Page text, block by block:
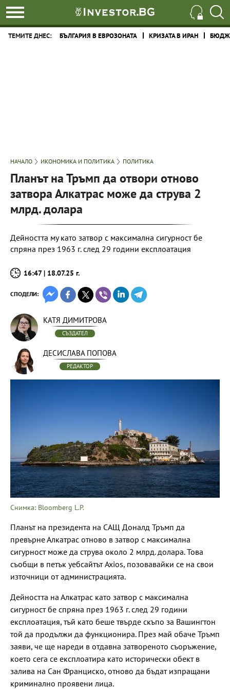
ТЕМИТЕ ДНЕС: БЪЛГАРИЯ В ЕВРОЗОНАТА КРИЗАТА В ИРАН
НАЧАЛО ИКОНОМИКА И ПОЛИТИКА ПОЛИТИКА
Планът на Тръмп да отвори отново
затвора Алкатрас може да струва 2
млрд. долара
Дейността му като затвор с максимална сигурност бе
спряна през 1963 г. след 29 години експлоатация
16:47 | 18.07.25 г.
СПОДЕЛИ:
КАТЯ ДИМИТРОВА
СЪЗДАТЕЛ
ДЕСИСЛАВА ПОПОВА
РЕДАКТОР
Снимка: Bloomberg L.P.
Планът на президента на САЩ Доналд Тръмп да
превърне Алкатрас отново в затвор с максимална
сигурност може да струва около 2 млрд. долара. Това
съобщи в петък уебсайтът Axios, позовавайки се на свои
източници от администрацията.
Дейността на Алкатрас като затвор с максимална
сигурност бе спряна през 1963 г. след 29 години
експлоатация, тъй като беше твърде скъпо за Вашингтон
той да продължи да функционира. През май обаче Тръмп
заяви, че ще нареди в отдавна затвореното съоръжение,
което сега се експлоатира като исторически обект в
залива на Сан Франциско, отново да бъдат изпращани
криминално проявени лица.